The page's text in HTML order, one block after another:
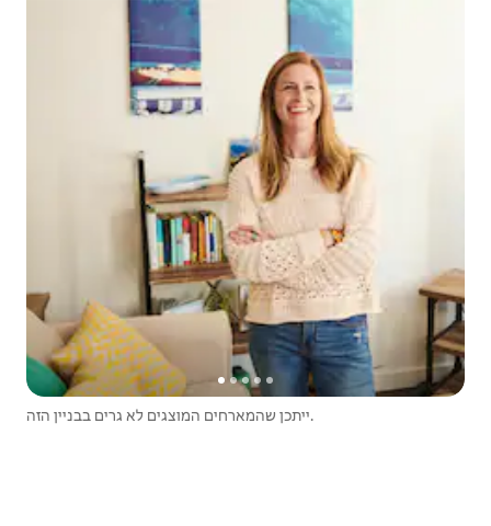
ייתכן שהמארחים המוצגים לא גרים בבניין הזה.